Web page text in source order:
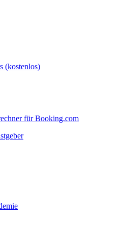
(kostenlos)
für Booking.com